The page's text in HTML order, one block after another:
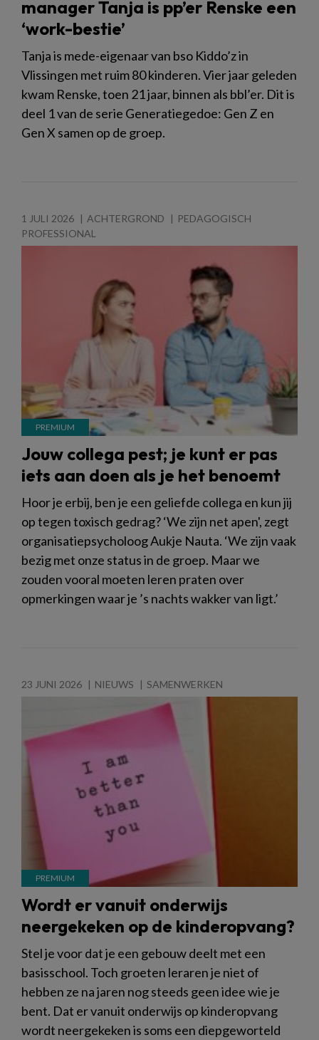
manager Tanja is pp’er Renske een
‘work-bestie’
Tanja is mede-eigenaar van bso Kiddo’z in
Vlissingen met ruim 80 kinderen. Vier jaar geleden
kwam Renske, toen 21 jaar, binnen als bbl’er. Dit is
deel 1 van de serie Generatiegedoe: Gen Z en
Gen X samen op de groep.
1 JULI 2026 ACHTERGROND
PEDAGOGISCH
PROFESSIONAL
Jouw collega pest; je kunt er pas
iets aan doen als je het benoemt
Hoor je erbij, ben je een geliefde collega en kun jij
op tegen toxisch gedrag? ‘We zijn net apen', zegt
organisatiepsycholoog Aukje Nauta. ‘We zijn vaak
bezig met onze status in de groep. Maar we
zouden vooral moeten leren praten over
opmerkingen waar je ’s nachts wakker van ligt.’
23 JUNI 2026 NIEUWS SAMENWERKEN
Wordt er vanuit onderwijs
neergekeken op de kinderopvang?
Stel je voor dat je een gebouw deelt met een
basisschool. Toch groeten leraren je niet of
hebben ze na jaren nog steeds geen idee wie je
bent. Dat er vanuit onderwijs op kinderopvang
wordt neergekeken is soms een diepgeworteld